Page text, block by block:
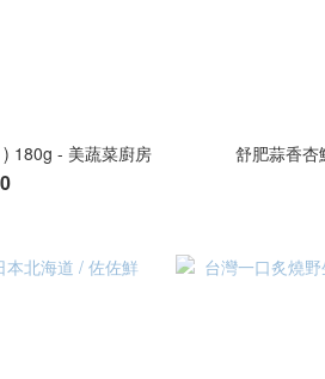
180g - 美蔬菜廚房 舒肥蒜香